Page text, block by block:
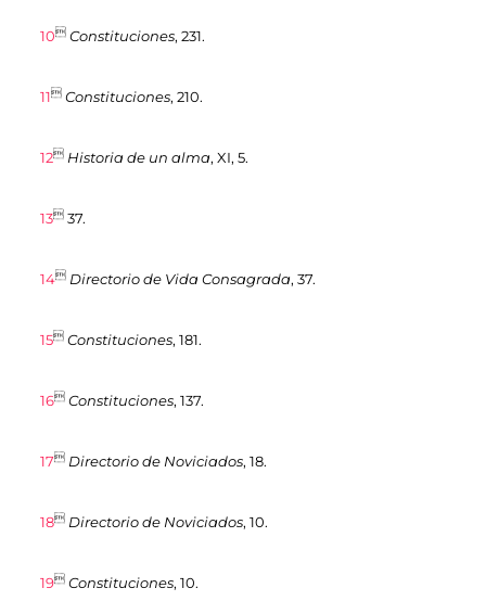
10 Constituciones, 231.
11 Constituciones, 210.
12 Historia de un alma, XI, 5.
13 37.
14 Directorio de Vida Consagrada, 37.
15 Constituciones, 181.
16 Constituciones, 137.
17 Directorio de Noviciados, 18.
18 Directorio de Noviciados, 10.
19 Constituciones, 10.